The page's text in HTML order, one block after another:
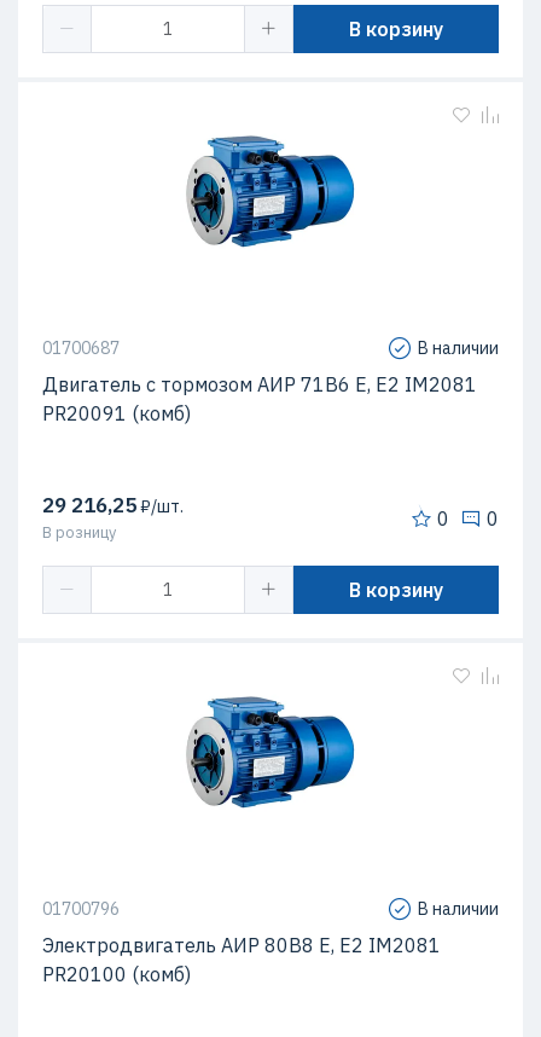
В корзину
01700687 В наличии
Двигатель с тормозом АИР 71В6 Е, Е2 IM2081
PR20091 (комб)
29 216,25₽/шт.
В розницу
0 0
В корзину
01700796 В наличии
Электродвигатель АИР 80В8 Е, Е2 IM2081
PR20100 (комб)